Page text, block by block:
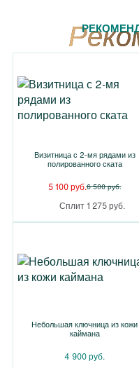
Визитница с 2-мя рядами из
полированного ската
5 100 руб.6 500 руб.
Сплит 1 275 руб.
Небольшая ключница из кожи
каймана
4 900 руб.